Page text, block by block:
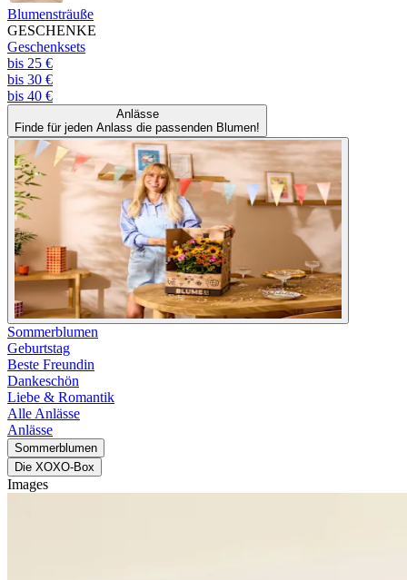
Blumensträuße
GESCHENKE
Geschenksets
bis 25 €
bis 30 €
bis 40 €
Anlässe
Finde für jeden Anlass die passenden Blumen!
Sommerblumen
Geburtstag
Beste Freundin
Dankeschön
Liebe & Romantik
Alle Anlässe
Anlässe
Sommerblumen
Die XOXO-Box
Images